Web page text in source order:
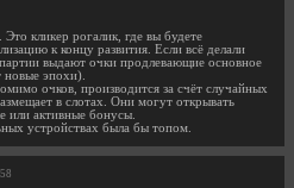
кликер рогалик, где вы будете
к концу развития. Если всё делали
выдают очки продлевающие основное
эпохи).
очков, производится за счёт случайных
в слотах. Они могут открывать
или активные бонусы.
устройствах была бы топом.